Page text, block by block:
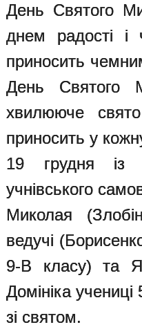
День Святого
днем радості і
приносить
День Святого
хвилююче
приносить у
19 грудня із
учнівського
Миколая
ведучі
9-В класу) та
Домініка учениці
зі святом.